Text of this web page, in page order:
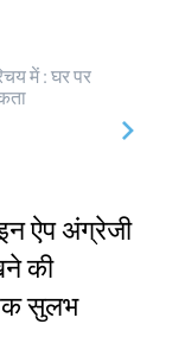
में : घर पर
ऐप अंग्रेजी
की
सुलभ